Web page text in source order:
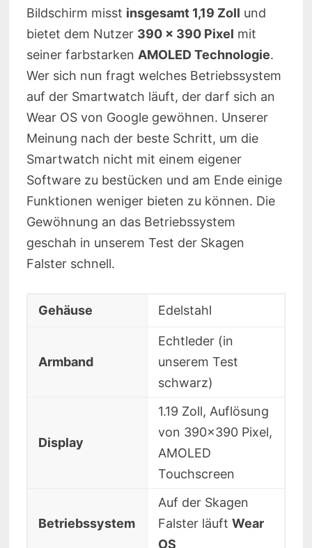
Bildschirm misst insgesamt 1,19 Zoll und
bietet dem Nutzer 390 x 390 Pixel mit
seiner farbstarken AMOLED Technologie.
Wer sich nun fragt welches Betriebssystem
auf der Smartwatch läuft, der darf sich an
Wear OS von Google gewöhnen. Unserer
Meinung nach der beste Schritt, um die
Smartwatch nicht mit einem eigener
Software zu bestücken und am Ende einige
Funktionen weniger bieten zu können. Die
Gewöhnung an das Betriebssystem
geschah in unserem Test der Skagen
Falster schnell.
Gehäuse Edelstahl
Armband
Echtleder (in
unserem Test
schwarz)
Display
1.19 Zoll, Auflösung
von 390×390 Pixel,
AMOLED
Touchscreen
Betriebssystem
Auf der Skagen
Falster läuft Wear
OS